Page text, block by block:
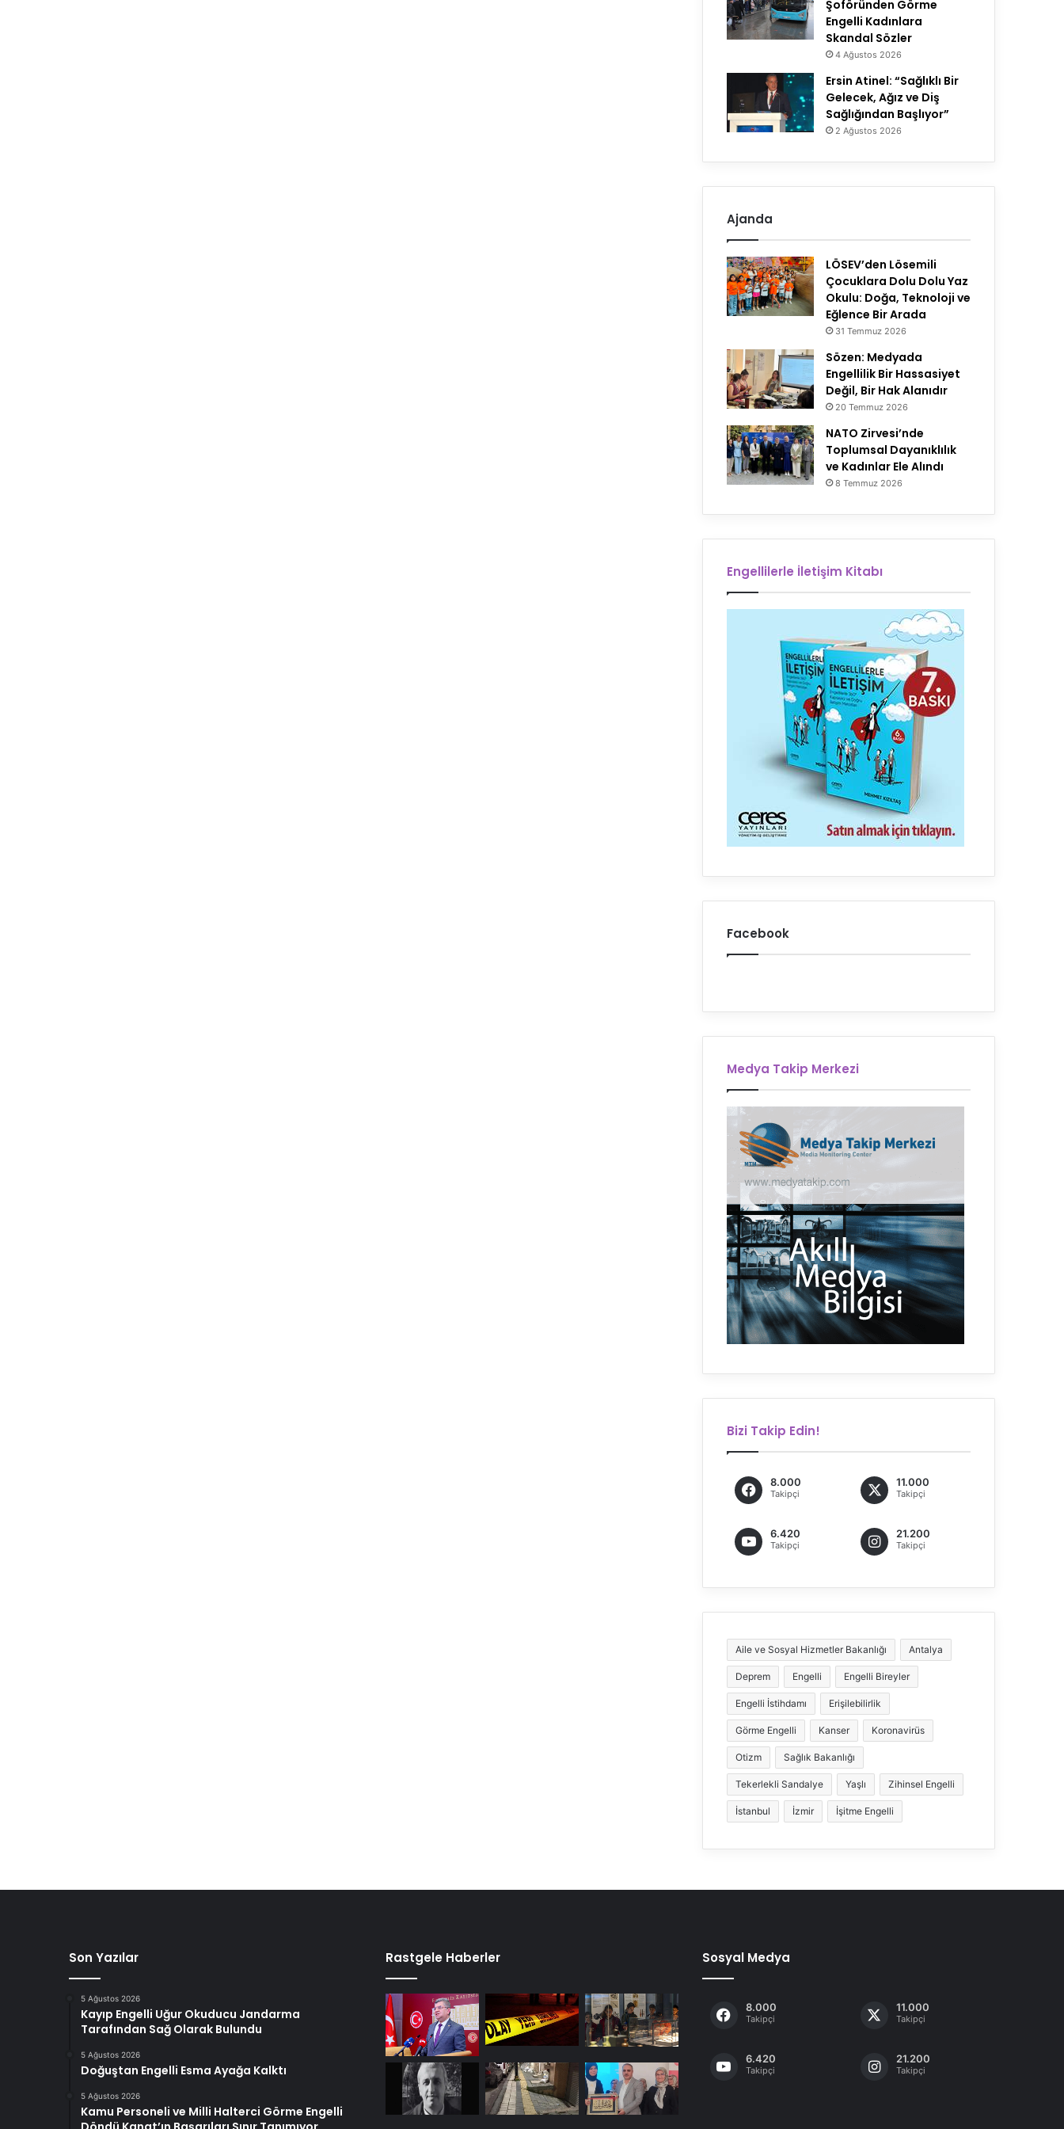
Şoföründen Görme
Engelli Kadınlara
Skandal Sözler
4 Ağustos 2026
Ersin Atinel: “Sağlıklı Bir
Gelecek, Ağız ve Diş
Sağlığından Başlıyor”
2 Ağustos 2026
Ajanda
LÖSEV’den Lösemili
Çocuklara Dolu Dolu Yaz
Okulu: Doğa, Teknoloji ve
Eğlence Bir Arada
31 Temmuz 2026
Sözen: Medyada
Engellilik Bir Hassasiyet
Değil, Bir Hak Alanıdır
20 Temmuz 2026
NATO Zirvesi’nde
Toplumsal Dayanıklılık
ve Kadınlar Ele Alındı
8 Temmuz 2026
Engellilerle İletişim Kitabı
Facebook
Medya Takip Merkezi
Bizi Takip Edin!
8.000
Takipçi
11.000
Takipçi
6.420
Takipçi
21.200
Takipçi
Aile ve Sosyal Hizmetler Bakanlığı Antalya
Deprem Engelli Engelli Bireyler
Engelli İstihdamı Erişilebilirlik
Görme Engelli Kanser Koronavirüs
Otizm Sağlık Bakanlığı
Tekerlekli Sandalye Yaşlı Zihinsel Engelli
İstanbul İzmir İşitme Engelli
Son Yazılar
5 Ağustos 2026
Kayıp Engelli Uğur Okuducu Jandarma
Tarafından Sağ Olarak Bulundu
5 Ağustos 2026
Doğuştan Engelli Esma Ayağa Kalktı
5 Ağustos 2026
Kamu Personeli ve Milli Halterci Görme Engelli
Rastgele Haberler Sosyal Medya
8.000
Takipçi
11.000
Takipçi
6.420
Takipçi
21.200
Takipçi